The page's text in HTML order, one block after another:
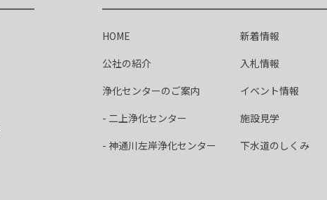
HOME
公社の紹介
浄化センターのご案内
- 二上浄化センター
- 神通川左岸浄化センター
新着情報
入札情報
イベント情報
施設見学
下水道のしくみ